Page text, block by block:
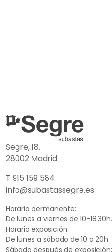
Segre, 18.
28002 Madrid
T 915 159 584
info@subastassegre.es
Horario permanente:
De lunes a viernes de 10-18.30h.
Horario exposición:
De lunes a sábado de 10 a 20h
Sábado después de exposición: